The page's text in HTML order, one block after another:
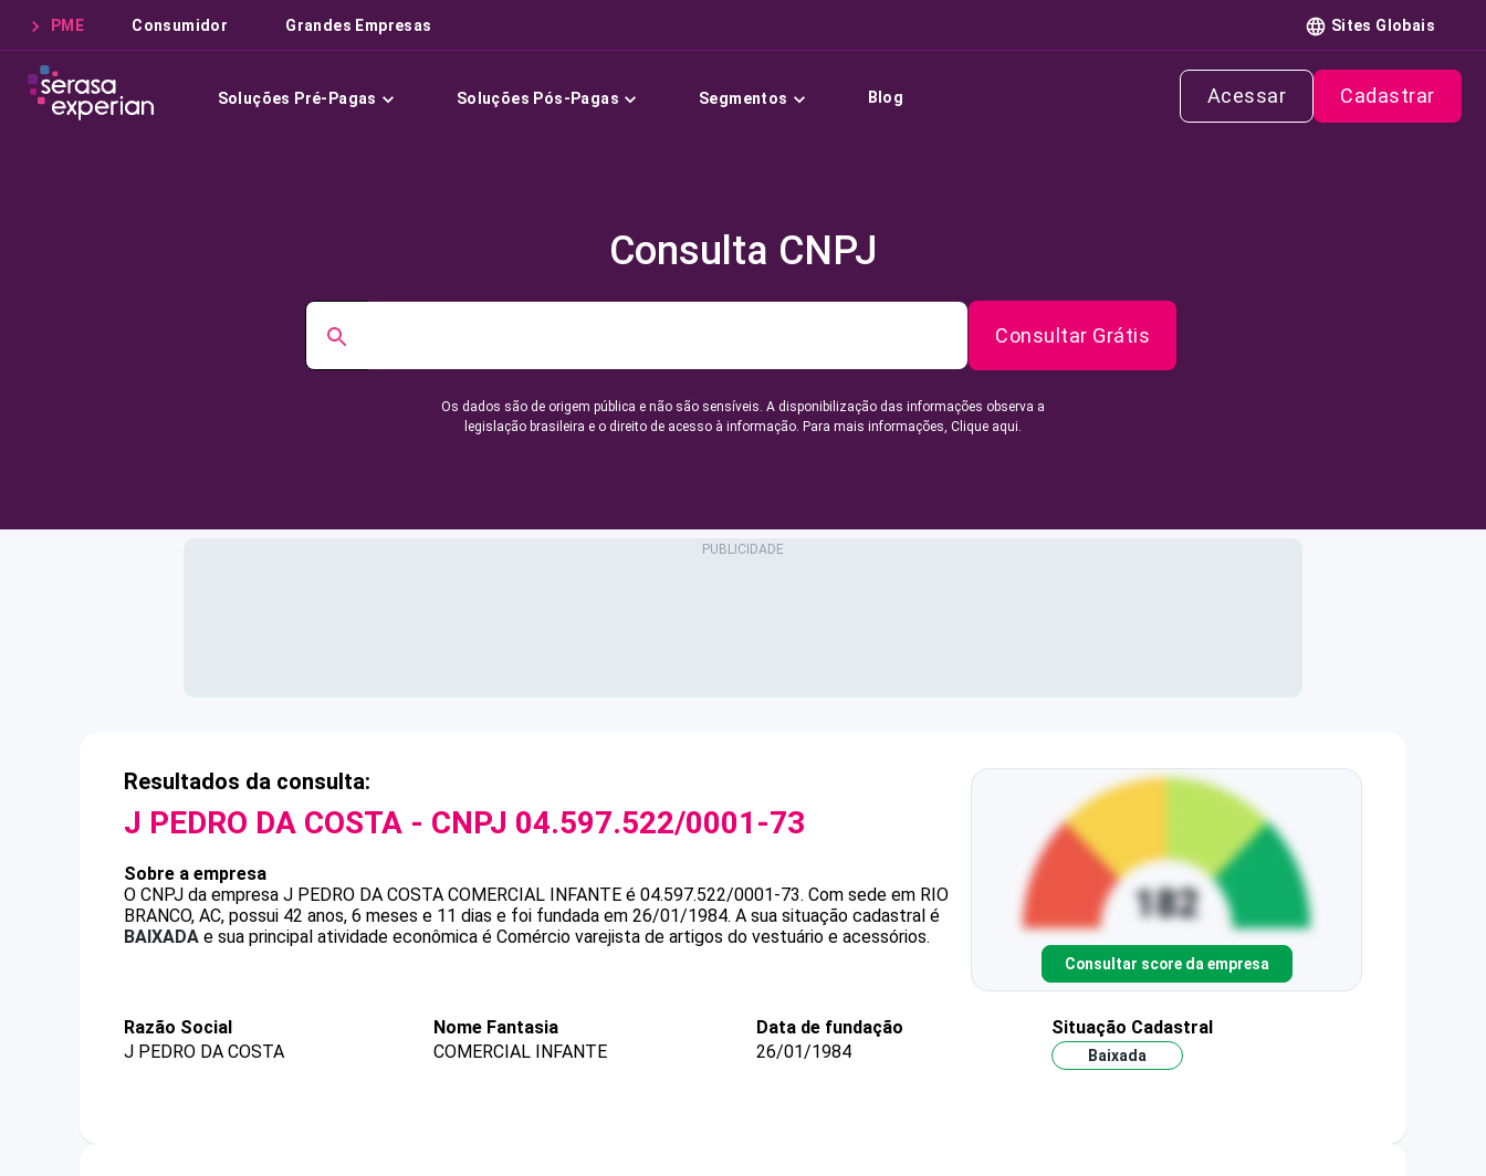
PME Consumidor Grandes Empresas Sites Globais
Soluções Pré-Pagas Soluções Pós-Pagas Segmentos Blog Acessar Cadastrar
Consulta CNPJ
Consultar Grátis
Os dados são de origem pública e não são sensíveis. A disponibilização das informações observa a
legislação brasileira e o direito de acesso à informação. Para mais informações, Clique aqui.
Resultados da consulta:
J PEDRO DA COSTA - CNPJ 04.597.522/0001-73
Sobre a empresa
O CNPJ da empresa J PEDRO DA COSTA COMERCIAL INFANTE é 04.597.522/0001-73. Com sede em RIO
BRANCO, AC, possui 42 anos, 6 meses e 11 dias e foi fundada em 26/01/1984. A sua situação cadastral é
BAIXADA e sua principal atividade econômica é Comércio varejista de artigos do vestuário e acessórios.
Consultar score da empresa
Razão Social
J PEDRO DA COSTA
Nome Fantasia
COMERCIAL INFANTE
Data de fundação
26/01/1984
Situação Cadastral
Baixada